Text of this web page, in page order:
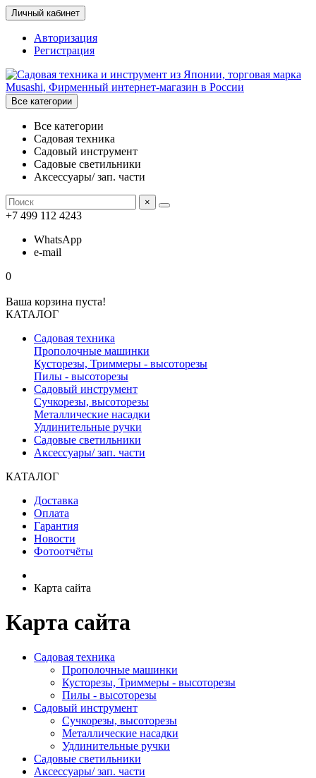
Личный кабинет
Авторизация
Регистрация
Все категории
Все категории
Садовая техника
Садовый инструмент
Садовые светильники
Аксессуары/ зап. части
×
+7 499 112 4243
WhatsApp
e-mail
0
Ваша корзина пуста!
КАТАЛОГ
Садовая техника
Прополочные машинки
Кусторезы, Триммеры - высоторезы
Пилы - высоторезы
Садовый инструмент
Сучкорезы, высоторезы
Металлические насадки
Удлинительные ручки
Садовые светильники
Аксессуары/ зап. части
КАТАЛОГ
Доставка
Оплата
Гарантия
Новости
Фотоотчёты
Карта сайта
Карта сайта
Садовая техника
Прополочные машинки
Кусторезы, Триммеры - высоторезы
Пилы - высоторезы
Садовый инструмент
Сучкорезы, высоторезы
Металлические насадки
Удлинительные ручки
Садовые светильники
Аксессуары/ зап. части